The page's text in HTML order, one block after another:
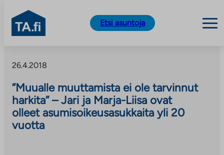
sisältöön
TA.fi
Etsi asuntoja
26.4.2018
”Muualle muuttamista ei ole tarvinnut
harkita” – Jari ja Marja-Liisa ovat
olleet asumisoikeusasukkaita yli 20
vuotta